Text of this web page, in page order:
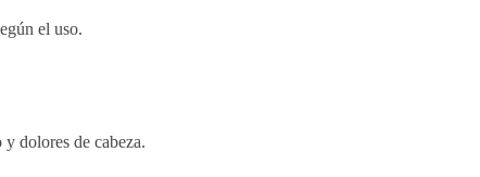
el uso.
dolores de cabeza.